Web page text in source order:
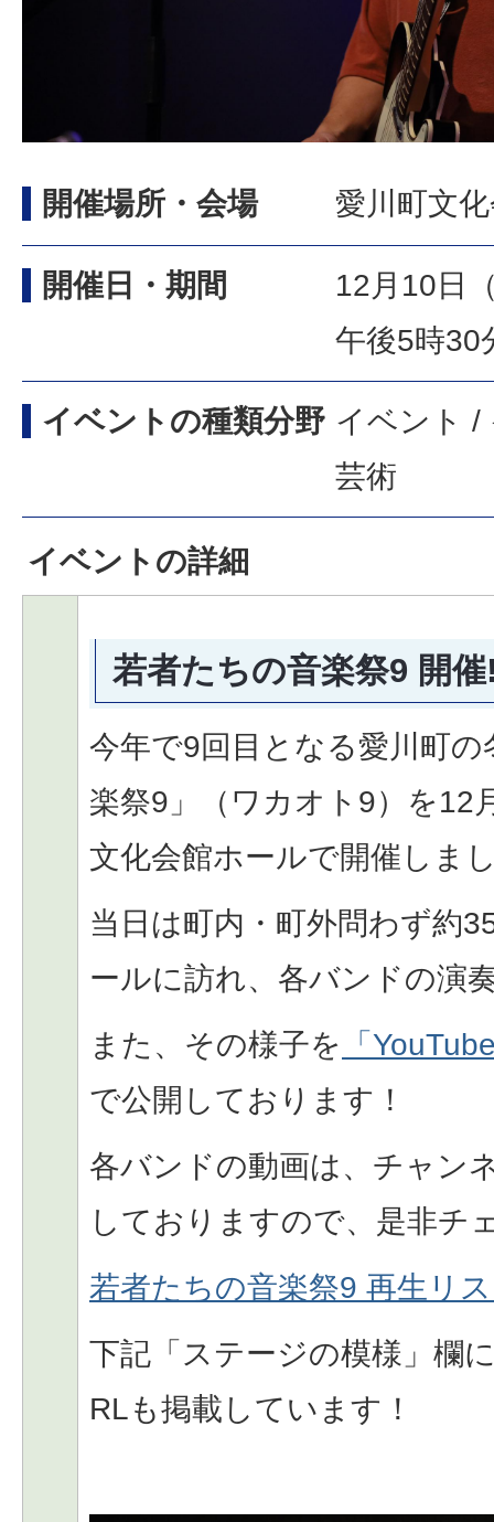
開催場所・会場 愛川町文
開催日・期間
12月10日
午後5時30
イベントの種類分野 イベント /
芸術
イベントの詳細
若者たちの音楽祭9 開
今年で9回目となる愛川町
楽祭9」（ワカオト9）を12
文化会館ホールで開催しま
当日は町内・町外問わず約
ールに訪れ、各バンドの演
また、その様子を 「
で公開しております！
各バンドの動画は、チャン
しておりますので、是非チ
若者たちの音楽祭9 再生リ
下記「ステージの模様」欄
RLも掲載しています！